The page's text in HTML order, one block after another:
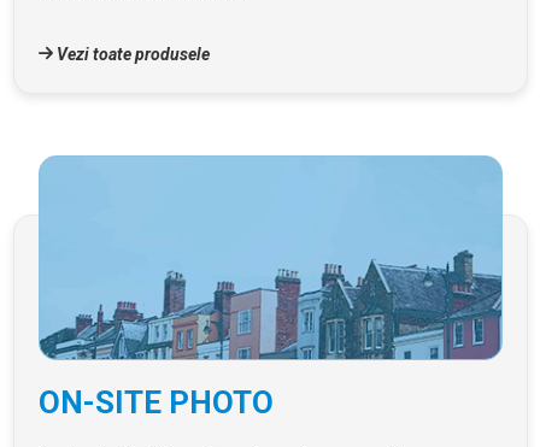
Vezi toate produsele
ON-SITE PHOTO